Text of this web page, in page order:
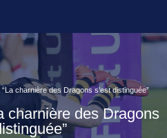
charnière des Dragons s’est distinguée”
charnière des Dragons